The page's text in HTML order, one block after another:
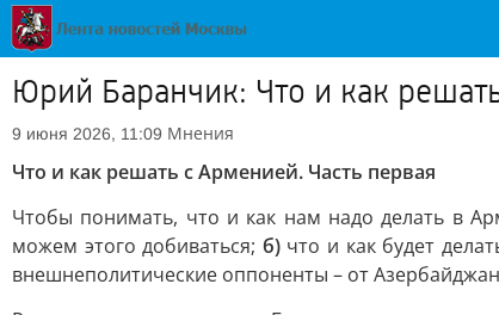
Юрий Баранчик: Что и как
9 июня 2026, 11:09 Мнения
Что и как решать с Арменией. Часть первая
Чтобы понимать, что и как нам надо делать в
можем этого добиваться; б)что и как будет
внешнеполитические оппоненты – от